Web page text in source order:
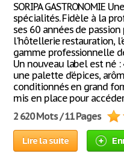
SORIPA GASTRONOMIE Une
spécialités. Fidèle à la
ses 60 années de
l'hôtellerie restauration,
gamme professionnelle
Un nouveau label est né :
une palette d'épices,
conditionnés en grand
mis en place pour
2 620 Mots / 11 Pages
Lire la suite